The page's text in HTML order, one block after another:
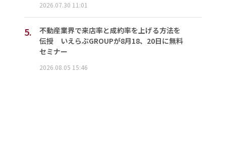
2026.07.30 11:01
5.
不動産業界で来店率と成約率を上げる方法を
伝授 いえらぶGROUPが8月18、20日に無料
セミナー
2026.08.05 15:46